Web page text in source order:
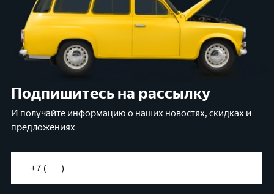
Подпишитесь на рассылку
И получайте информацию о наших новостях, скидках и
предложениях